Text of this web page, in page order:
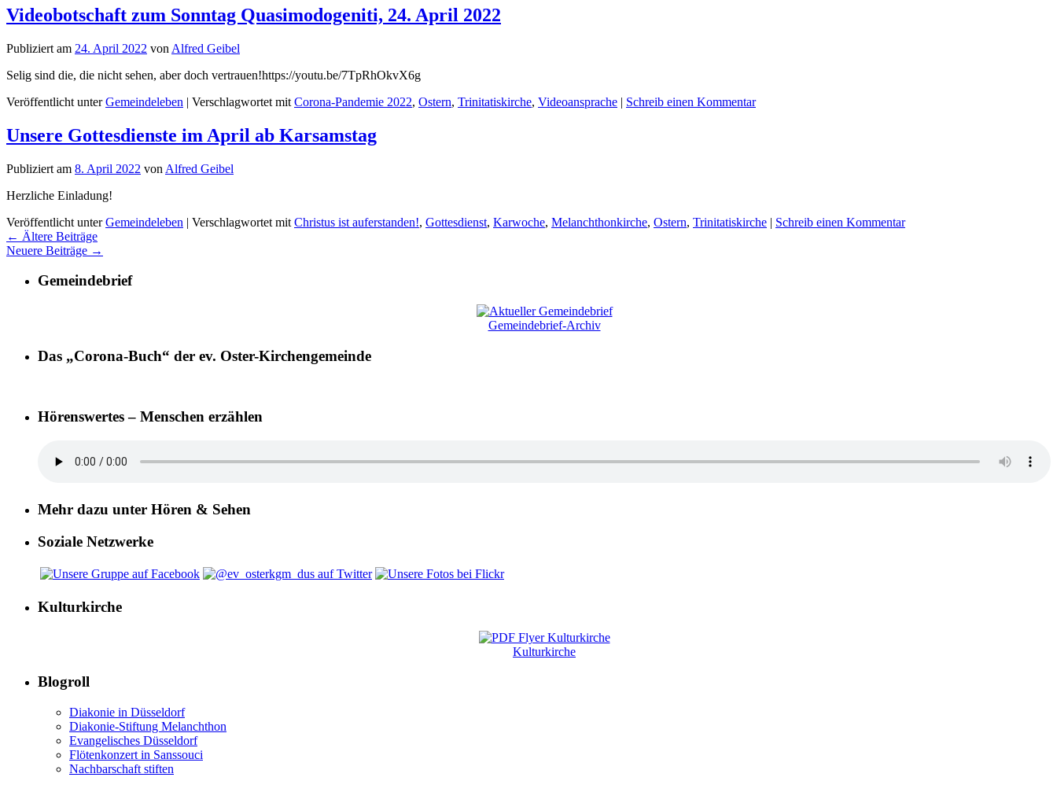
Videobotschaft zum Sonntag Quasimodogeniti, 24. April 2022
Publiziert am 24. April 2022 von Alfred Geibel
Selig sind die, die nicht sehen, aber doch vertrauen!https://youtu.be/7TpRhOkvX6g
Veröffentlicht unter Gemeindeleben | Verschlagwortet mit Corona-Pandemie 2022, Ostern, Trinitatiskirche, Videoansprache | Schreib einen Kommentar
Unsere Gottesdienste im April ab Karsamstag
Publiziert am 8. April 2022 von Alfred Geibel
Herzliche Einladung!
Veröffentlicht unter Gemeindeleben | Verschlagwortet mit Christus ist auferstanden!, Gottesdienst, Karwoche, Melanchthonkirche, Ostern, Trinitatiskirche | Schreib einen Kommentar
← Ältere Beiträge
Neuere Beiträge →
Gemeindebrief
Gemeindebrief-Archiv
Das „Corona-Buch“ der ev. Oster-Kirchengemeinde
Hörenswertes – Menschen erzählen
Mehr dazu unter Hören & Sehen
Soziale Netzwerke
Kulturkirche
Kulturkirche
Blogroll
Diakonie in Düsseldorf
Diakonie-Stiftung Melanchthon
Evangelisches Düsseldorf
Flötenkonzert in Sanssouci
Nachbarschaft stiften